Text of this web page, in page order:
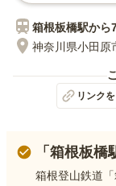
箱根板橋駅から
神奈川県小田原
リンク
「箱根板
箱根登山鉄道